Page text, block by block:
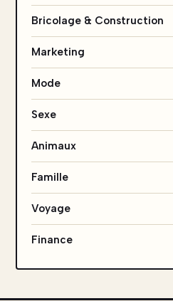
Bricolage & Construction
Marketing
Mode
Sexe
Animaux
Famille
Voyage
Finance